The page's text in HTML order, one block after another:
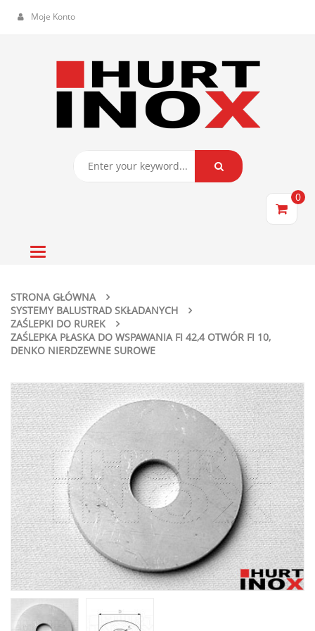
Moje Konto
0
Toggle
STRONA GŁÓWNA
SYSTEMY BALUSTRAD SKŁADANYCH
ZAŚLEPKI DO RUREK
ZAŚLEPKA PŁASKA DO WSPAWANIA FI 42,4 OTWÓR FI 10,
DENKO NIERDZEWNE SUROWE